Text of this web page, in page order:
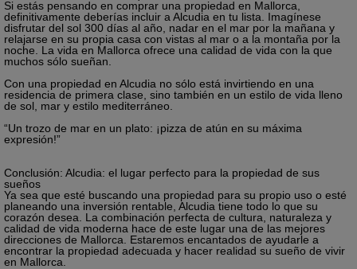
Si estás pensando en comprar una propiedad en Mallorca,
definitivamente deberías incluir a Alcudia en tu lista. Imagínese
disfrutar del sol 300 días al año, nadar en el mar por la mañana y
relajarse en su propia casa con vistas al mar o a la montaña por la
noche. La vida en Mallorca ofrece una calidad de vida con la que
muchos sólo sueñan.
Con una propiedad en Alcudia no sólo está invirtiendo en una
residencia de primera clase, sino también en un estilo de vida lleno
de sol, mar y estilo mediterráneo.
“Un trozo de mar en un plato: ¡pizza de atún en su máxima
expresión!”
Conclusión: Alcudia: el lugar perfecto para la propiedad de sus
sueños
Ya sea que esté buscando una propiedad para su propio uso o esté
planeando una inversión rentable, Alcudia tiene todo lo que su
corazón desea. La combinación perfecta de cultura, naturaleza y
calidad de vida moderna hace de este lugar una de las mejores
direcciones de Mallorca. Estaremos encantados de ayudarle a
encontrar la propiedad adecuada y hacer realidad su sueño de vivir
en Mallorca.